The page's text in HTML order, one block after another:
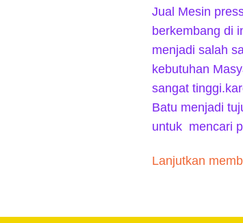
Jual Mesin
berkembang di
menjadi salah
kebutuhan
sangat
Batu menjadi
untuk mencari
Lanjutkan